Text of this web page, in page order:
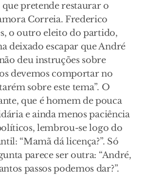
pretende restaurar o
Correia. Frederico
o outro eleito do partido,
deixado escapar que André
deu instruções sobre
devemos comportar no
sobre este tema”. O
que é homem de pouca
e ainda menos paciência
lembrou-se logo do
“Mamã dá licença?”. Só
parece ser outra: “André,
passos podemos dar?”.